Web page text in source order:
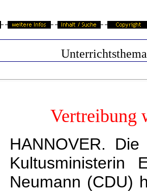
Unterrichtsthema
Vertreibung
HANNOVER. Die
Kultusministerin
Neumann (CDU)